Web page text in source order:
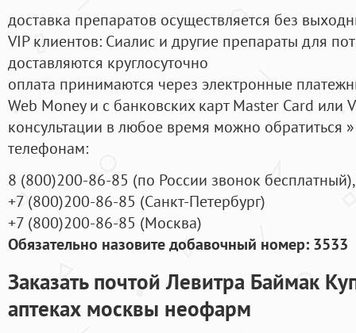
доставка препаратов осуществляется без
VIP клиентов: Сиалис и другие препараты для
доставляются круглосуточно
оплата принимаются через электронные
Web Money и с банковских карт Master Card или
консультации в любое время можно обратиться
телефонам:
8 (800)200-86-85 (по России звонок бесплатный),
+7 (800)200-86-85 (Санкт-Петербург)
+7 (800)200-86-85 (Москва)
Обязательно назовите добавочный номер: 3533
Заказать почтой Левитра Баймак
аптеках москвы неофарм